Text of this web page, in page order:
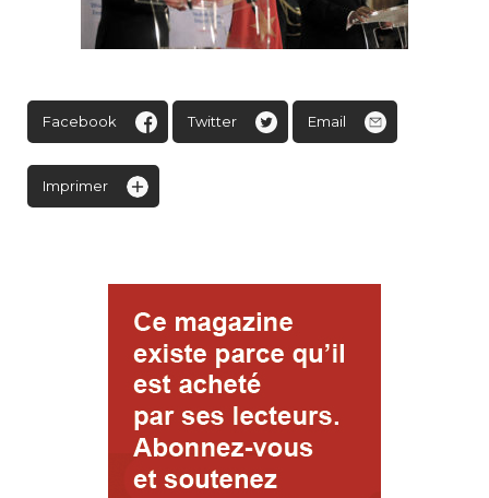
Facebook Twitter Email
Imprimer